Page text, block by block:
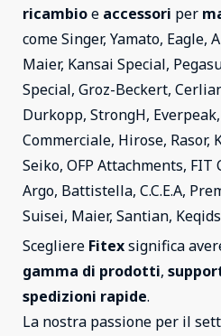
ricambioe accessori per
come Singer, Yamato, Eagle,
Maier, Kansai Special,
Special, Groz-Beckert,
Durkopp, StrongH,
Commerciale, Hirose, Rasor,
Seiko, OFP Attachments, FIT
Argo, Battistella, C.C.E.A,
Suisei, Maier, Santian,
Scegliere Fitexsignifica
gamma di prodotti,
spedizioni rapide.
La nostra passione per il